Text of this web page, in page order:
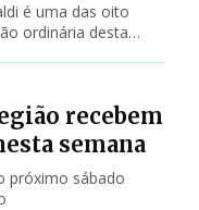
é uma das oito
ordinária desta
recebem
semana
próximo sábado